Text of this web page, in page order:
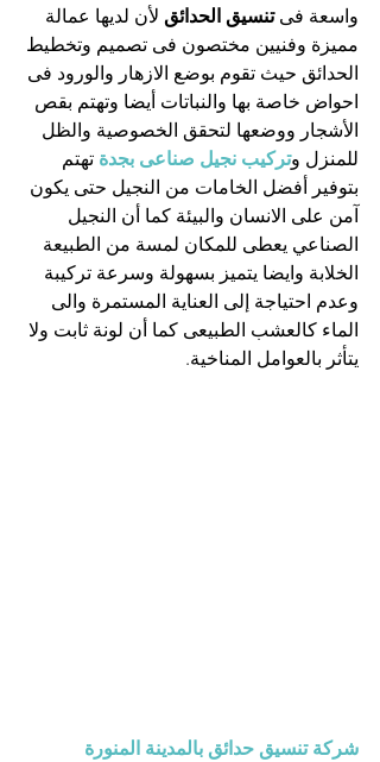
واسعة فى تنسيق الحدائق لأن لديها عمالة
مميزة وفنيين مختصون فى تصميم وتخطيط
الحدائق حيث تقوم بوضع الازهار والورود فى
احواض خاصة بها والنباتات أيضا وتهتم بقص
الأشجار ووضعها لتحقق الخصوصية والظل
للمنزل وتركيب نجيل صناعى بجدة تهتم
بتوفير أفضل الخامات من النجيل حتى يكون
آمن على الانسان والبيئة كما أن النجيل
الصناعي يعطى للمكان لمسة من الطبيعة
الخلابة وايضا يتميز بسهولة وسرعة تركيبة
وعدم احتياجة إلى العناية المستمرة والى
الماء كالعشب الطبيعى كما أن لونة ثابت ولا
يتأثر بالعوامل المناخية.
شركة تنسيق حدائق بالمدينة المنورة